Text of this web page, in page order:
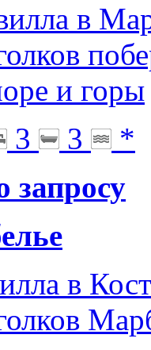
в
и горы
3 3
*
запросу
в